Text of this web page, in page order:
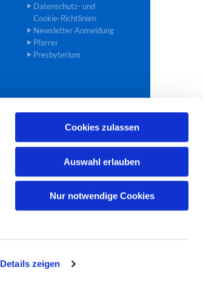
Details zeigen
Cookies zulassen
Auswahl erlauben
Nur notwendige Cookies
Datenschutz- und
Cookie-Richtlinien
Newsletter Anmeldung
Pfarrer
Presbyterium
bedburg@ekir.de